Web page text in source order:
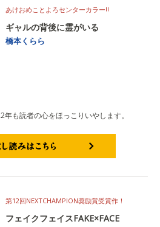
あけおめことよろセンターカラー!!
ギャルの背後に霊がいる
橋本くらら
も読者の心をほっこりいやします。
第12回NEXTCHAMPION奨励賞受賞作！
フェイクフェイスFAKE×FACE